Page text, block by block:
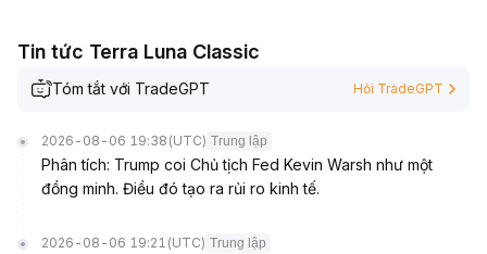
Tin tức Terra Luna Classic
Tóm tắt với TradeGPT Hỏi TradeGPT
2026-08-06 19:38 (UTC) Trung lập
Phân tích: Trump coi Chủ tịch Fed Kevin Warsh như một
đồng minh. Điều đó tạo ra rủi ro kinh tế.
2026-08-06 19:21 (UTC) Trung lập